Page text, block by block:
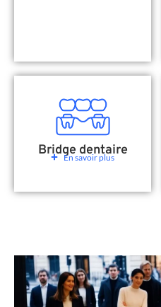
Bridge dentaire
En savoir plus